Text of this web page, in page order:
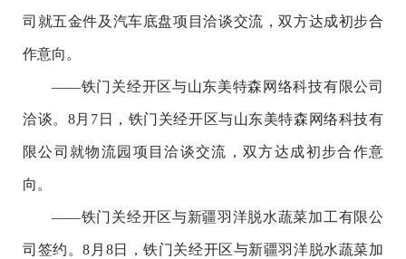
司就五金件及汽车底盘项目洽谈交流，双方达成初步合
作意向。
——铁门关经开区与山东美特森网络科技有限公司
洽谈。8月7日，铁门关经开区与山东美特森网络科技有
限公司就物流园项目洽谈交流，双方达成初步合作意
向。
——铁门关经开区与新疆羽洋脱水蔬菜加工有限公
司签约。8月8日，铁门关经开区与新疆羽洋脱水蔬菜加